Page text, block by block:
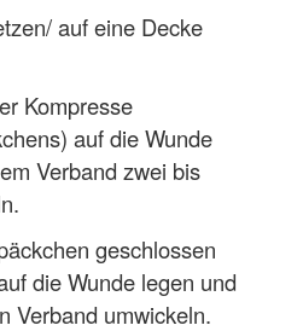
auf eine Decke
Kompresse
auf die Wunde
Verband zwei bis
geschlossen
die Wunde legen und
Verband umwickeln.